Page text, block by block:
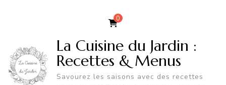
0
La Cuisine du Jardin :
Recettes & Menus
Savourez les saisons avec des recettes